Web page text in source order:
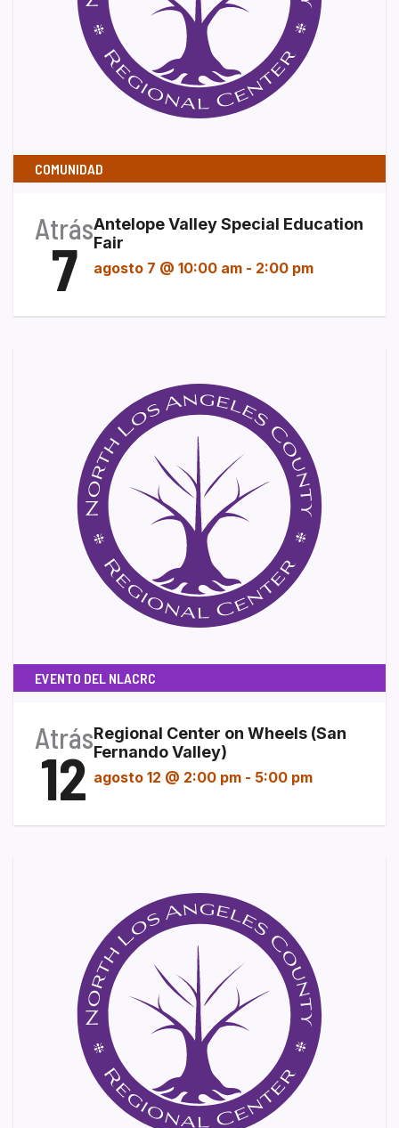
COMUNIDAD
Atrás
7
Antelope Valley Special Education
Fair
agosto 7 @ 10:00 am - 2:00 pm
EVENTO DEL NLACRC
Atrás
12
Regional Center on Wheels (San
Fernando Valley)
agosto 12 @ 2:00 pm - 5:00 pm